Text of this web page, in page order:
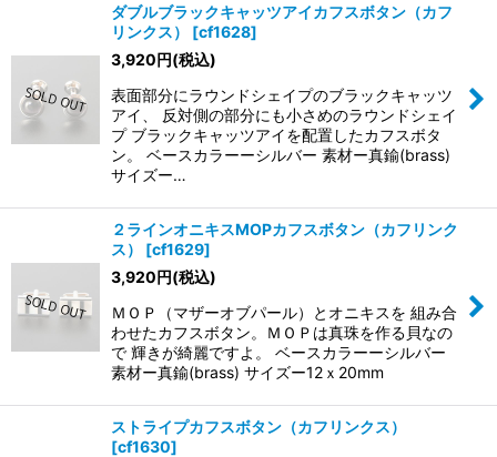
ダブルブラックキャッツアイカフスボタン（カフ
リンクス）
[cf1628]
3,920円(税込)
表面部分にラウンドシェイプのブラックキャッツ
アイ、 反対側の部分にも小さめのラウンドシェイ
プ ブラックキャッツアイを配置したカフスボタ
ン。 ベースカラーーシルバー 素材ー真鍮(brass)
サイズー…
２ラインオニキスMOPカフスボタン（カフリンク
ス）
[cf1629]
3,920円(税込)
ＭＯＰ（マザーオブパール）とオニキスを 組み合
わせたカフスボタン。ＭＯＰは真珠を作る貝なの
で 輝きが綺麗ですよ。 ベースカラーーシルバー
素材ー真鍮(brass) サイズー12ｘ20mm
ストライプカフスボタン（カフリンクス）
[cf1630]